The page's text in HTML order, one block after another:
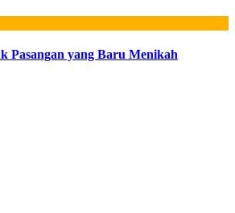
Pasangan yang Baru Menikah